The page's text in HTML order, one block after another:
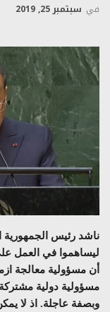
في سبتمبر 25, 2019
ناشد رئيس الجمهورية
ليساهموا في العمل
أن مسؤولية معالجة
مسؤولية دولية
وبصفة عاجلة. اذ لا